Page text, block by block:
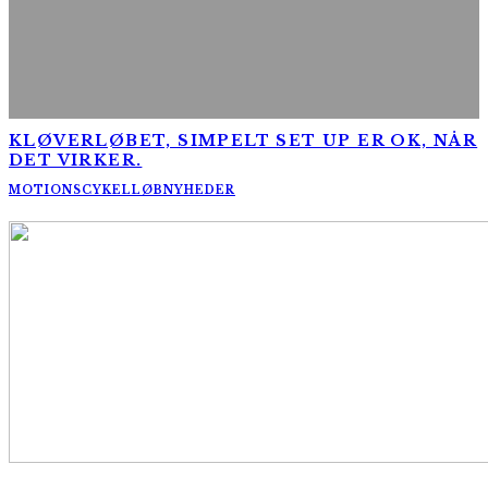
KLØVERLØBET, SIMPELT SET UP ER OK, NÅR
DET VIRKER.
MOTIONSCYKELLØBNYHEDER